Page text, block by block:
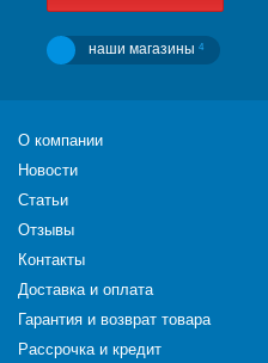
наши магазины 4
О компании
Новости
Статьи
Отзывы
Контакты
Доставка и оплата
Гарантия и возврат товара
Рассрочка и кредит